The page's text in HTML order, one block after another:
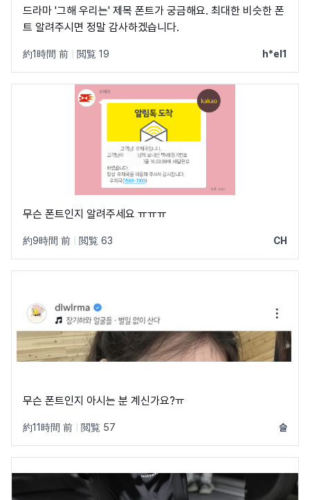
드라마 '그해 우리는' 제목 폰트가 궁금해요. 최대한 비슷한 폰
트 알려주시면 정말 감사하겠습니다.
約1時間 前 閲覧 19 h*el1
무슨 폰트인지 알려주세요 ㅠㅠㅠ
約9時間 前 閲覧 63 CH
무슨 폰트인지 아시는 분 계신가요?ㅠ
約11時間 前 閲覧 57 슬